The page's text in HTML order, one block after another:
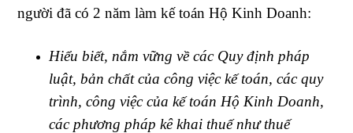
người đã có 2 năm làm kế toán Hộ Kinh Doanh:
Hiểu biết, nắm vững về các Quy định pháp
luật, bản chất của công việc kế toán, các quy
trình, công việc của kế toán Hộ Kinh Doanh,
các phương pháp kê khai thuế như thuế